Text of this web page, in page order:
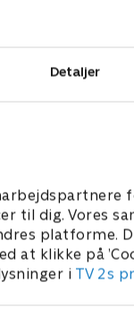
Detaljer
til dig. Vores
platforme.
at klikke på
i TV 2s